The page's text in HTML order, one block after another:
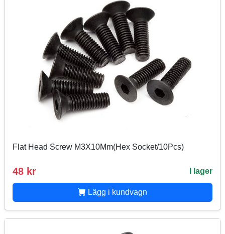
Flat Head Screw M3X10Mm(Hex Socket/10Pcs)
48 kr I lager
Lägg i kundvagn